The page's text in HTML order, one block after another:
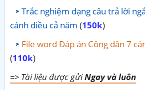
Trắc nghiệm dạng câu trả lời
cánh diều cả năm (150k)
File word Đáp án Công dân 7
(110k)
=> Tài liệu được gửiNgay và luôn